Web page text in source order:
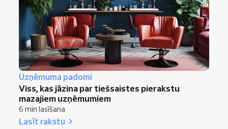
Uzņēmuma padomi
Viss, kas jāzina par tiešsaistes pierakstu
mazajiem uzņēmumiem
6 min lasīšana
Lasīt rakstu